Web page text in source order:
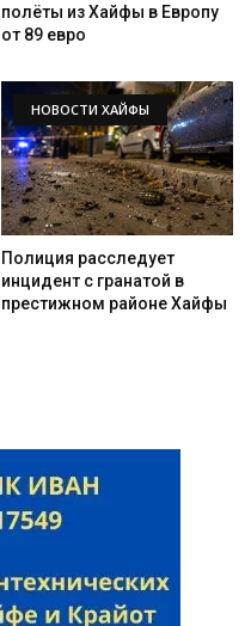
полёты из Хайфы в Европу
от 89 евро
НОВОСТИ ХАЙФЫ
Полиция расследует
инцидент с гранатой в
престижном районе Хайфы